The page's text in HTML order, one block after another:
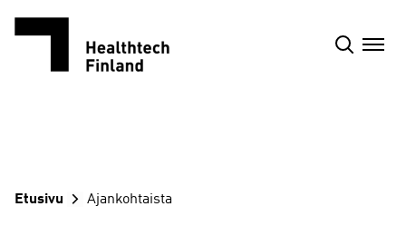
Etusivu Ajankohtaista